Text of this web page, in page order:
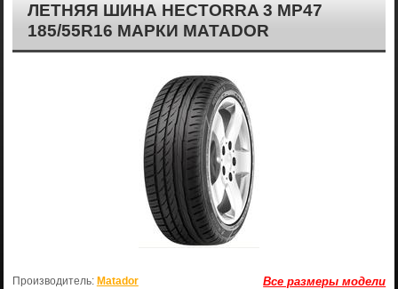
ЛЕТНЯЯ ШИНА HECTORRA 3 MP47
185/55R16 МАРКИ MATADOR
Все размеры модели
Производитель: Matador